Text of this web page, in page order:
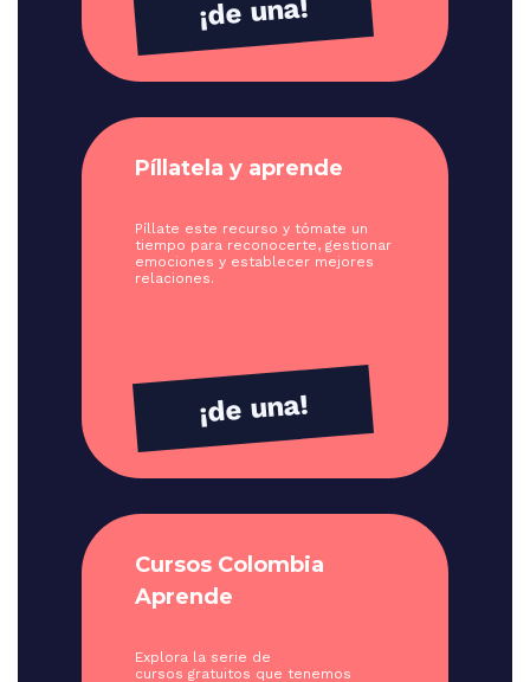
¡de una!
Píllatela y aprende
Píllate este recurso y tómate un
tiempo para reconocerte, gestionar
emociones y establecer mejores
relaciones.
¡de una!
Cursos Colombia
Aprende
Explora la serie de
cursos gratuitos que tenemos